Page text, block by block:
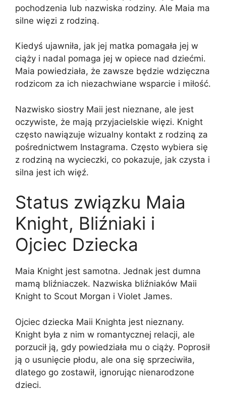
pochodzenia lub nazwiska rodziny. Ale Maia ma
silne więzi z rodziną.
Kiedyś ujawniła, jak jej matka pomagała jej w
ciąży i nadal pomaga jej w opiece nad dziećmi.
Maia powiedziała, że zawsze będzie wdzięczna
rodzicom za ich niezachwiane wsparcie i miłość.
Nazwisko siostry Maii jest nieznane, ale jest
oczywiste, że mają przyjacielskie więzi. Knight
często nawiązuje wizualny kontakt z rodziną za
pośrednictwem Instagrama. Często wybiera się
z rodziną na wycieczki, co pokazuje, jak czysta i
silna jest ich więź.
Status związku Maia
Knight, Bliźniaki i
Ojciec Dziecka
Maia Knight jest samotna. Jednak jest dumna
mamą bliźniaczek. Nazwiska bliźniaków Maii
Knight to Scout Morgan i Violet James.
Ojciec dziecka Maii Knighta jest nieznany.
Knight była z nim w romantycznej relacji, ale
porzucił ją, gdy powiedziała mu o ciąży. Poprosił
ją o usunięcie płodu, ale ona się sprzeciwiła,
dlatego go zostawił, ignorując nienarodzone
dzieci.